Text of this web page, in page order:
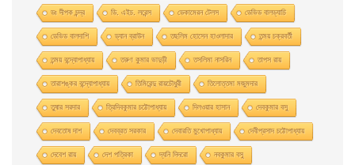
ডঃ দীপক চন্দ্র ডি. এইচ. লরেন্স ডেকামেরন টেলস ডেভিড বালড্যাচি
ডেভিড বালদাশি ড্যান ব্রাউন তছলিম হোসেন হাওলাদার তন্ময় চক্রবর্তী
তন্ময় বন্দ্যোপাধ্যায় তরুণ কুমার ভাদুড়ী তসলিমা নাসরিন তাপস রায়
তারাশঙ্কর বন্দ্যোপাধ্যায় তিমিরেন্দু রায়চৌধুরী তিলোত্তমা মজুমদার
তুষার সরদার ত্রিদিবকুমার চট্টোপাধ্যায় দিলওয়ার হাসান দেবকুমার বসু
দেবতোষ দাশ দেবব্রত সরকার দেবারতি মুখােপাধ্যায় দেবীপ্রসাদ চট্টোপাধ্যায়
দেবেশ রায় দেশ পত্রিকা দ্যনি দিদরো নবকুমার বসু